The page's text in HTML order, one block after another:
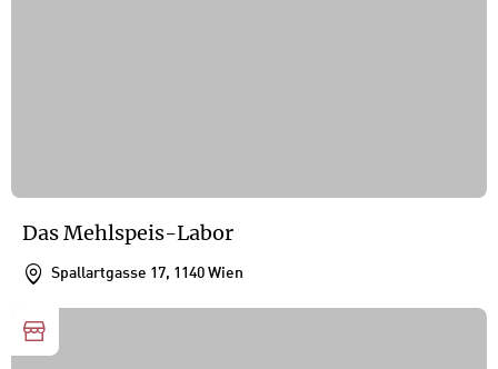
Das Mehlspeis-Labor
Spallartgasse 17, 1140 Wien